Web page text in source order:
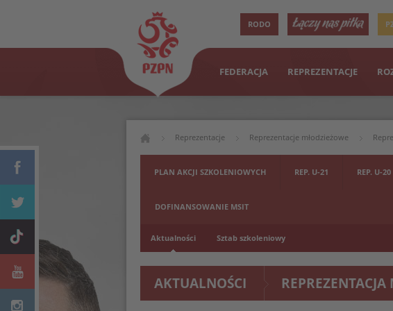
RODO
FEDERACJA REPREZENTACJE
Reprezentacje Reprezentacje młodzieżowe
PLAN AKCJI SZKOLENIOWYCH REP. U-21 REP. U-20
DOFINANSOWANIE MSIT
Aktualności Sztab szkoleniowy
AKTUALNOŚCI